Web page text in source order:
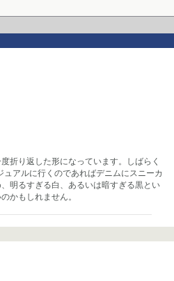
折り返した形になっています。しばらく
アルに行くのであればデニムにスニーカ
明るすぎる白、あるいは暗すぎる黒とい
かもしれません。